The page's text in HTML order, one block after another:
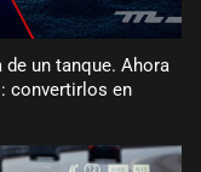
un tanque. Ahora
convertirlos en